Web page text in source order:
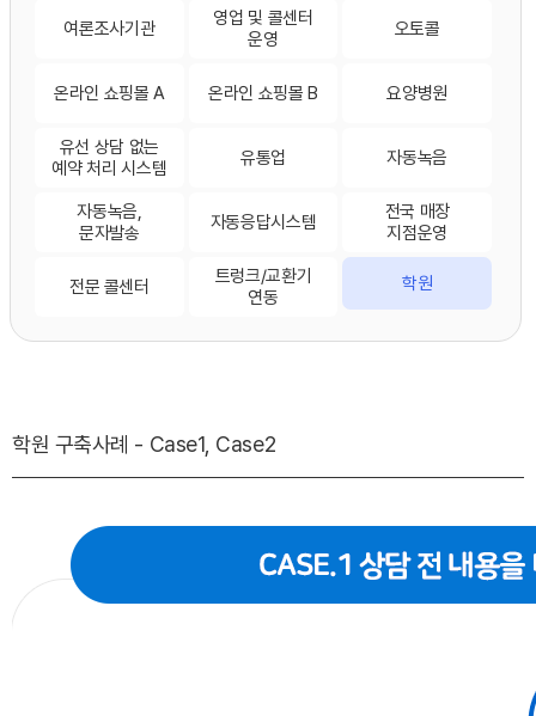
여론조사기관
영업 및 콜센터
운영
오토콜
온라인 쇼핑몰 A 온라인 쇼핑몰 B 요양병원
유선 상담 없는
예약 처리 시스템
유통업 자동녹음
자동녹음,
문자발송
자동응답시스템
전국 매장
지점운영
전문 콜센터
트렁크/교환기
연동
학원
학원 구축사례 - Case1, Case2